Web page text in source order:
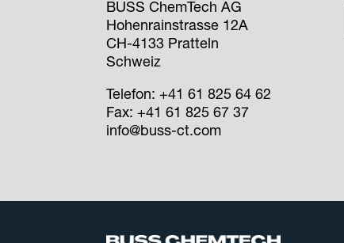
BUSS ChemTech AG
Hohenrainstrasse 12A
CH-4133 Pratteln
Schweiz
Telefon:+41 61 825 64 62
Fax: +41 61 825 67 37
info@buss-ct.com